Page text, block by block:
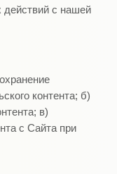
действий с нашей
контента; б)
в)
с Сайта при